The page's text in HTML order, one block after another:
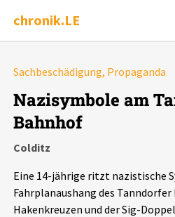
chronik.LE
Ereignis
Chronik
Leipziger Zustände
Sachbeschädigung, Propaganda
Nazisymbole am
Bahnhof
Colditz
Eine 14-jährige ritzt nazistische
Fahrplanaushang des
Hakenkreuzen und der Sig-
Alle Ereignisse
Ereignisse
Ereignisse